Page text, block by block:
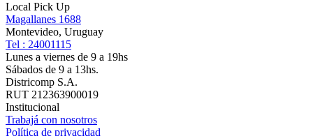
Local Pick Up
Magallanes 1688
Montevideo, Uruguay
Tel : 24001115
Lunes a viernes de 9 a 19hs
Sábados de 9 a 13hs.
Districomp S.A.
RUT 212363900019
Institucional
Trabajá con nosotros
Política de privacidad